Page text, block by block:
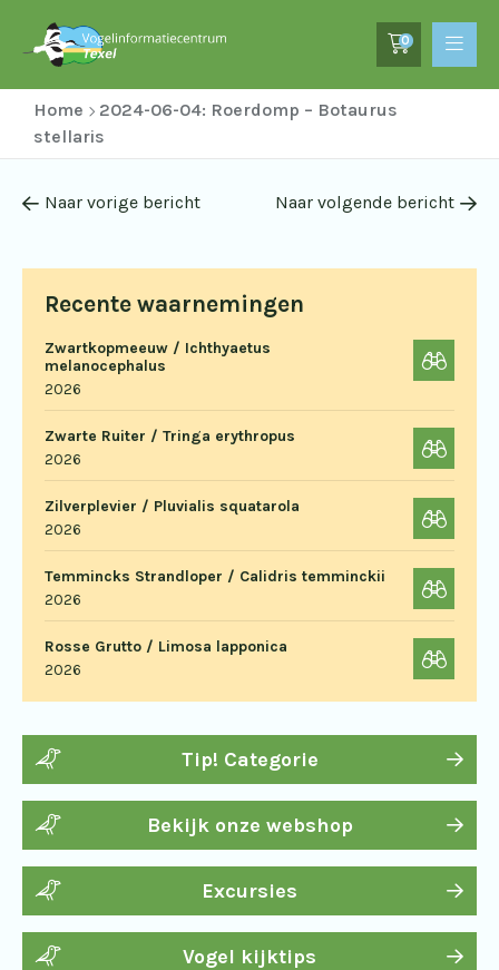
0
Home
2024-06-04: Roerdomp – Botaurus
stellaris
Recente waarnemingen
Zwartkopmeeuw / Ichthyaetus
melanocephalus
2026
Zwarte Ruiter / Tringa erythropus
2026
Zilverplevier / Pluvialis squatarola
2026
Temmincks Strandloper / Calidris temminckii
2026
Rosse Grutto / Limosa lapponica
2026
Tip! Categorie
Bekijk onze webshop
Excursies
Vogel kijktips
Naar vorige bericht Naar volgende bericht